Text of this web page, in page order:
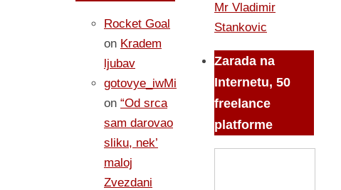
Rocket Goal
on Kradem
ljubav
gotovye_iwMi
on “Od srca
sam darovao
sliku, nek’
maloj
Zvezdani
Mr Vladimir
Stankovic
Zarada na
Internetu, 50
freelance
platforme